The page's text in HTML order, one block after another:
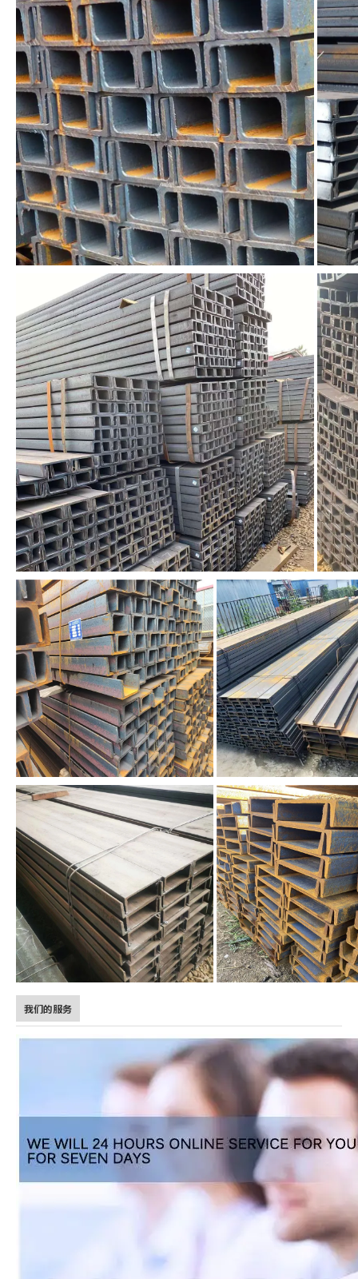
我们的服务